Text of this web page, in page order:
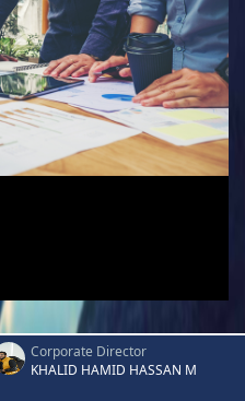
Corporate Director
KHALID HAMID HASSAN M